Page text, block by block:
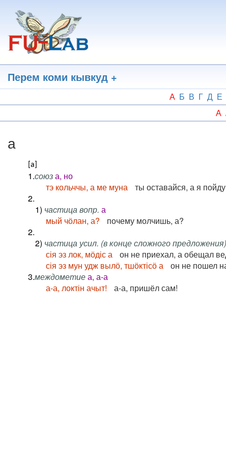
основному
содержанию
Перем коми кывкуд +
А Б В Г Д Е
А
а
[а]
1.союза, но
тэ кольччы, а ме муна
ты оставайся, а я пойду
2.
1) частица вопр. а
мый чӧлан, а?
почему молчишь, а?
2.
2) частица усил. (в конце сложного предложения)
сія эз лок, мӧдіс а
он не приехал, а обещал
сія эз мун удж вылӧ, тшӧктісӧ а
он не пошел
3.междометиеа, а-а
а-а, локтін ачыт!
а-а, пришёл сам!